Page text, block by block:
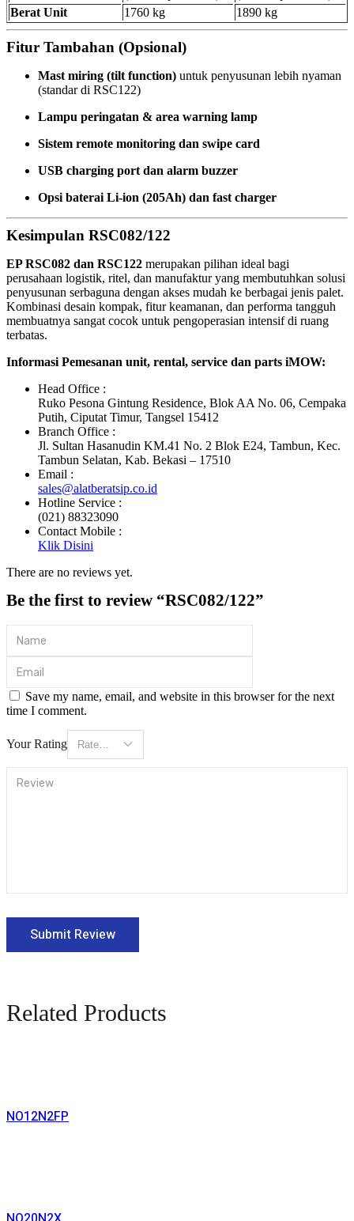
Berat Unit
1760 kg 1890 kg
Fitur Tambahan (Opsional)
Mast miring (tilt function) untuk penyusunan lebih nyaman
(standar di RSC122)
Lampu peringatan & area warning lamp
Sistem remote monitoring dan swipe card
USB charging port dan alarm buzzer
Opsi baterai Li-ion (205Ah) dan fast charger
Kesimpulan RSC082/122
EP RSC082 dan RSC122 merupakan pilihan ideal bagi
perusahaan logistik, ritel, dan manufaktur yang membutuhkan solusi
penyusunan serbaguna dengan akses mudah ke berbagai jenis palet.
Kombinasi desain kompak, fitur keamanan, dan performa tangguh
membuatnya sangat cocok untuk pengoperasian intensif di ruang
terbatas.
Informasi Pemesanan unit, rental, service dan parts iMOW:
Head Office :
Ruko Pesona Gintung Residence, Blok AA No. 06, Cempaka
Putih, Ciputat Timur, Tangsel 15412
Branch Office :
Jl. Sultan Hasanudin KM.41 No. 2 Blok E24, Tambun, Kec.
Tambun Selatan, Kab. Bekasi – 17510
Email :
sales@alatberatsip.co.id
Hotline Service :
(021) 88323090
Contact Mobile :
Klik Disini
There are no reviews yet.
Be the first to review “RSC082/122”
Save my name, email, and website in this browser for the next
time I comment.
Your Rating
Related Products
NO12N2FP